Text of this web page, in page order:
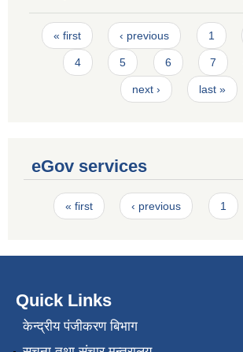
Pages
« first ‹ previous 1
4 5 6 7
next › last »
eGov services
Pages
« first ‹ previous 1
Quick Links
केन्द्रीय पंजीकरण बिभाग